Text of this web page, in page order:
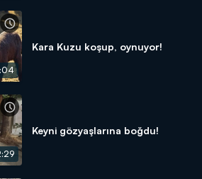
Kara Kuzu koşup, oynuyor!
Keyni gözyaşlarına boğdu!